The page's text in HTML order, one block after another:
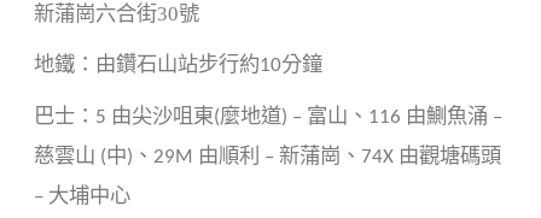
新蒲崗六合街30號
地鐵：由鑽石山站步行約10分鐘
巴士： 5 由尖沙咀東(麼地道) – 富山、 116 由鰂魚涌 –
慈雲山 (中) 、 29M 由順利 – 新蒲崗、 74X 由觀塘碼頭
– 大埔中心